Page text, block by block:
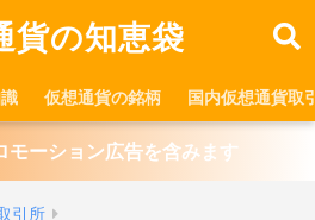
貨の知恵袋
仮想通貨の銘柄 国内仮想通貨取
モーション広告を含みます
引所